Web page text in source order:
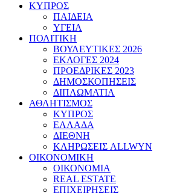
ΚΥΠΡΟΣ
ΠΑΙΔΕΙΑ
ΥΓΕΙΑ
ΠΟΛΙΤΙΚΗ
ΒΟΥΛΕΥΤΙΚΕΣ 2026
ΕΚΛΟΓΕΣ 2024
ΠΡΟΕΔΡΙΚΕΣ 2023
ΔΗΜΟΣΚΟΠΗΣΕΙΣ
ΔΙΠΛΩΜΑΤΙΑ
ΑΘΛΗΤΙΣΜΟΣ
ΚΥΠΡΟΣ
ΕΛΛΑΔΑ
ΔΙΕΘΝΗ
ΚΛΗΡΩΣΕΙΣ ALLWYN
ΟΙΚΟΝΟΜΙΚΗ
ΟΙΚΟΝΟΜΙΑ
REAL ESTATE
ΕΠΙΧΕΙΡΗΣΕΙΣ